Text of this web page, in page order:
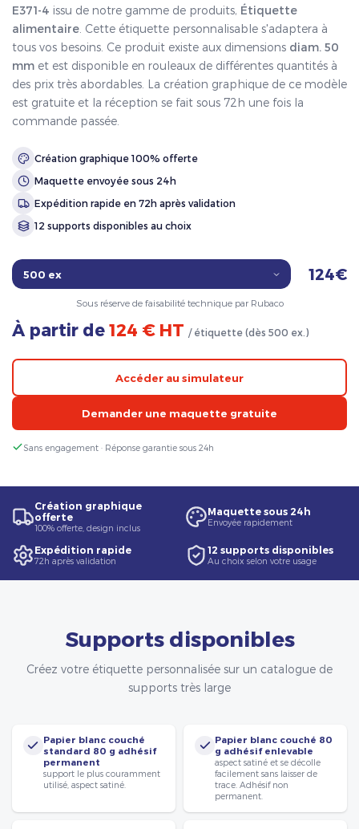
E371-4 issu de notre gamme de produits, Étiquette
alimentaire . Cette étiquette personnalisable s'adaptera à
tous vos besoins. Ce produit existe aux dimensions diam. 50
mm et est disponible en rouleaux de différentes quantités à
des prix très abordables. La création graphique de ce modèle
est gratuite et la réception se fait sous 72h une fois la
commande passée.
Création graphique 100% offerte
Maquette envoyée sous 24h
Expédition rapide en 72h après validation
12 supports disponibles au choix
124€
Sous réserve de faisabilité technique par Rubaco
À partir de 124 € HT / étiquette (dès 500 ex.)
Accéder au simulateur
Demander une maquette gratuite
Sans engagement · Réponse garantie sous 24h
Création graphique
offerte
100% offerte, design inclus
Maquette sous 24h
Envoyée rapidement
Expédition rapide
72h après validation
12 supports disponibles
Au choix selon votre usage
Supports disponibles
Créez votre étiquette personnalisée sur un catalogue de
supports très large
Papier blanc couché
standard 80 g adhésif
permanent
support le plus couramment
utilisé, aspect satiné.
Papier blanc couché 80
g adhésif enlevable
aspect satiné et se décolle
facilement sans laisser de
trace. Adhésif non
permanent.